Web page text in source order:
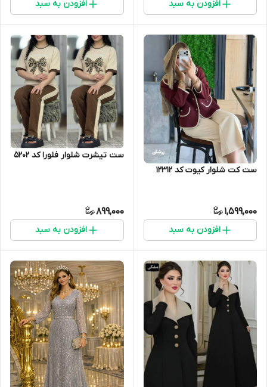
افزودن به سبد افزودن به سبد
ست کت شلوار کیوت کد 12312
1,599,000
افزودن به سبد
ست تیشرت شلوار فلورا کد 5202
899,000
افزودن به سبد